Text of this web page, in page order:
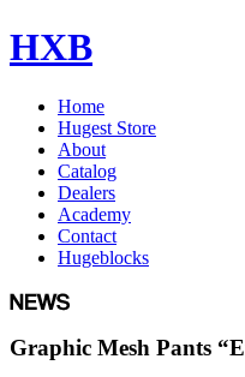
HXB
Home
Hugest Store
About
Catalog
Dealers
Academy
Contact
Hugeblocks
Graphic Mesh Pants